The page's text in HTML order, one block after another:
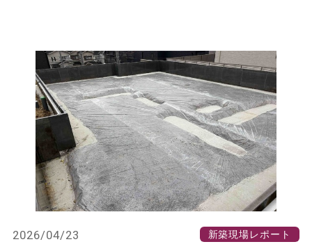
2026/04/23 新築現場レポート